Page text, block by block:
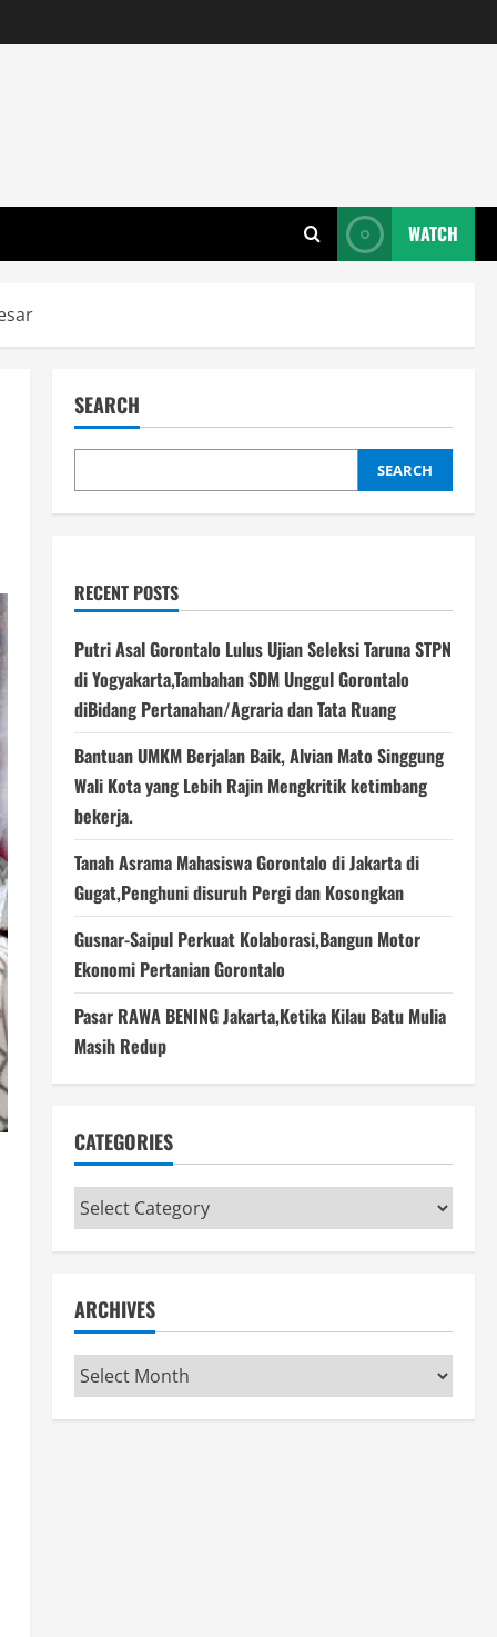
WATCH
SEARCH
SEARCH
RECENT POSTS
Putri Asal Gorontalo Lulus Ujian Seleksi Taruna STPN
di Yogyakarta,Tambahan SDM Unggul Gorontalo
diBidang Pertanahan/Agraria dan Tata Ruang
Bantuan UMKM Berjalan Baik, Alvian Mato Singgung
Wali Kota yang Lebih Rajin Mengkritik ketimbang
bekerja.
Tanah Asrama Mahasiswa Gorontalo di Jakarta di
Gugat,Penghuni disuruh Pergi dan Kosongkan
Gusnar-Saipul Perkuat Kolaborasi,Bangun Motor
Ekonomi Pertanian Gorontalo
Pasar RAWA BENING Jakarta,Ketika Kilau Batu Mulia
Masih Redup
CATEGORIES
Categories
ARCHIVES
Archives